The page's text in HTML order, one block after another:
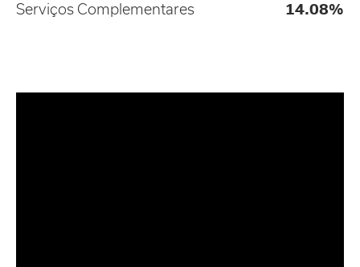
Serviços Complementares 14.08%